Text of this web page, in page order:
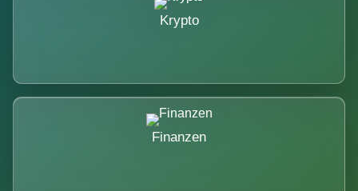
Krypto
Finanzen